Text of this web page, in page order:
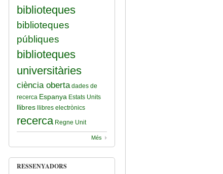
biblioteques
biblioteques
públiques
biblioteques
universitàries
ciència oberta dades de
recerca Espanya Estats Units
llibres llibres electrònics
recerca Regne Unit
Més
RESSENYADORS